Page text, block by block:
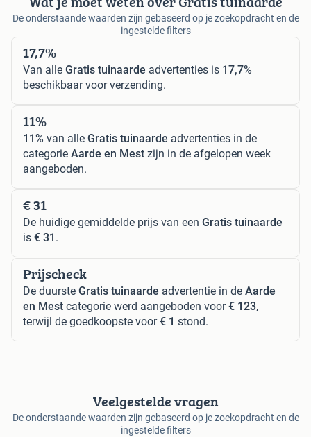
De onderstaande waarden zijn gebaseerd op je zoekopdracht en de
ingestelde filters
17,7%
Van alle Gratis tuinaarde advertenties is 17,7%
beschikbaar voor verzending.
11%
11% van alle Gratis tuinaarde advertenties in de
categorie Aarde en Mest zijn in de afgelopen week
aangeboden.
€ 31
De huidige gemiddelde prijs van een Gratis tuinaarde
is € 31 .
Prijscheck
De duurste Gratis tuinaarde advertentie in de Aarde
en Mest categorie werd aangeboden voor€ 123,
terwijl de goedkoopste voor€ 1 stond.
Veelgestelde vragen
De onderstaande waarden zijn gebaseerd op je zoekopdracht en de
ingestelde filters